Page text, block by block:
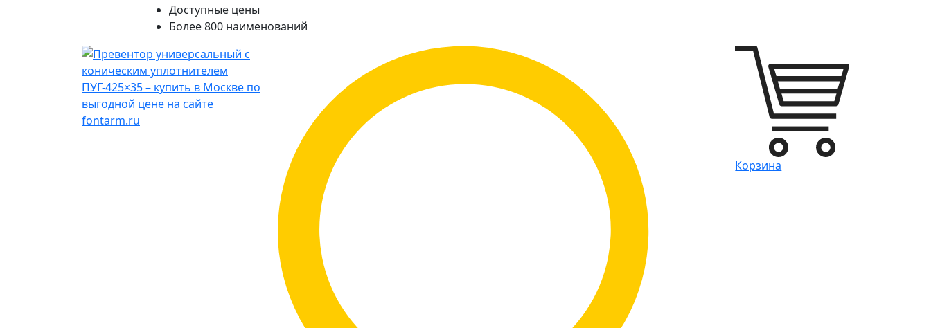
Доступные цены
Более 800 наименований
Корзина